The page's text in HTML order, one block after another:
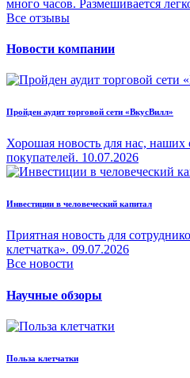
много часов. Размешивается
Все отзывы
Новости компании
Пройден аудит торговой сети «ВкусВилл»
Хорошая новость для нас,
покупателей. 10.07.2026
Инвестиции в человеческий капитал
Приятная новость для
клетчатка». 09.07.2026
Все новости
Научные обзоры
Польза клетчатки